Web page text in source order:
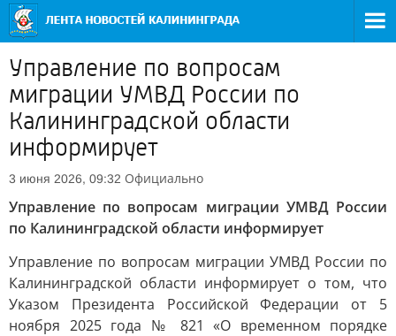
Управление по вопросам
миграции УМВД России по
Калининградской области
информирует
3 июня 2026, 09:32 Официально
Управление по вопросам миграции УМВД России
по Калининградской области информирует
Управление по вопросам миграции УМВД России по
Калининградской области информирует о том, что
Указом Президента Российской Федерации от 5
ноября 2025 года № 821 «О временном порядке